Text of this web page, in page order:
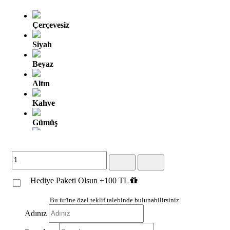
Çerçevesiz
Siyah
Beyaz
Altın
Kahve
Gümüş
Kahve Altın
Gümüş Siyah
Hediye Paketi Olsun +100 TL
Bu ürüne özel teklif talebinde bulunabilirsiniz.
Adınız